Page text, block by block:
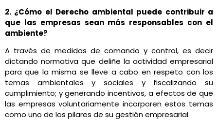
2. ¿Cómo el Derecho ambiental puede contribuir a
que las empresas sean más responsables con el
ambiente?
A través de medidas de comando y control, es decir
dictando normativa que deliñe la actividad empresarial
para que la misma se lleve a cabo en respeto con los
temas ambientales y sociales y fiscalizando su
cumplimiento; y generando incentivos, a efectos de que
las empresas voluntariamente incorporen estos temas
como uno de los pilares de su gestión empresarial.